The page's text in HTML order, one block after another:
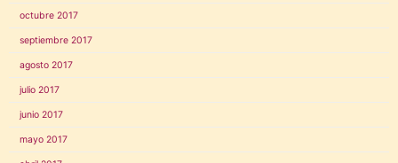
octubre 2017
septiembre 2017
agosto 2017
julio 2017
junio 2017
mayo 2017